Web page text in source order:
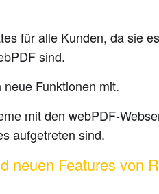
für alle Kunden, da sie
sind.
Funktionen mit.
mit den webPDF-
aufgetreten sind.
neuen Features von